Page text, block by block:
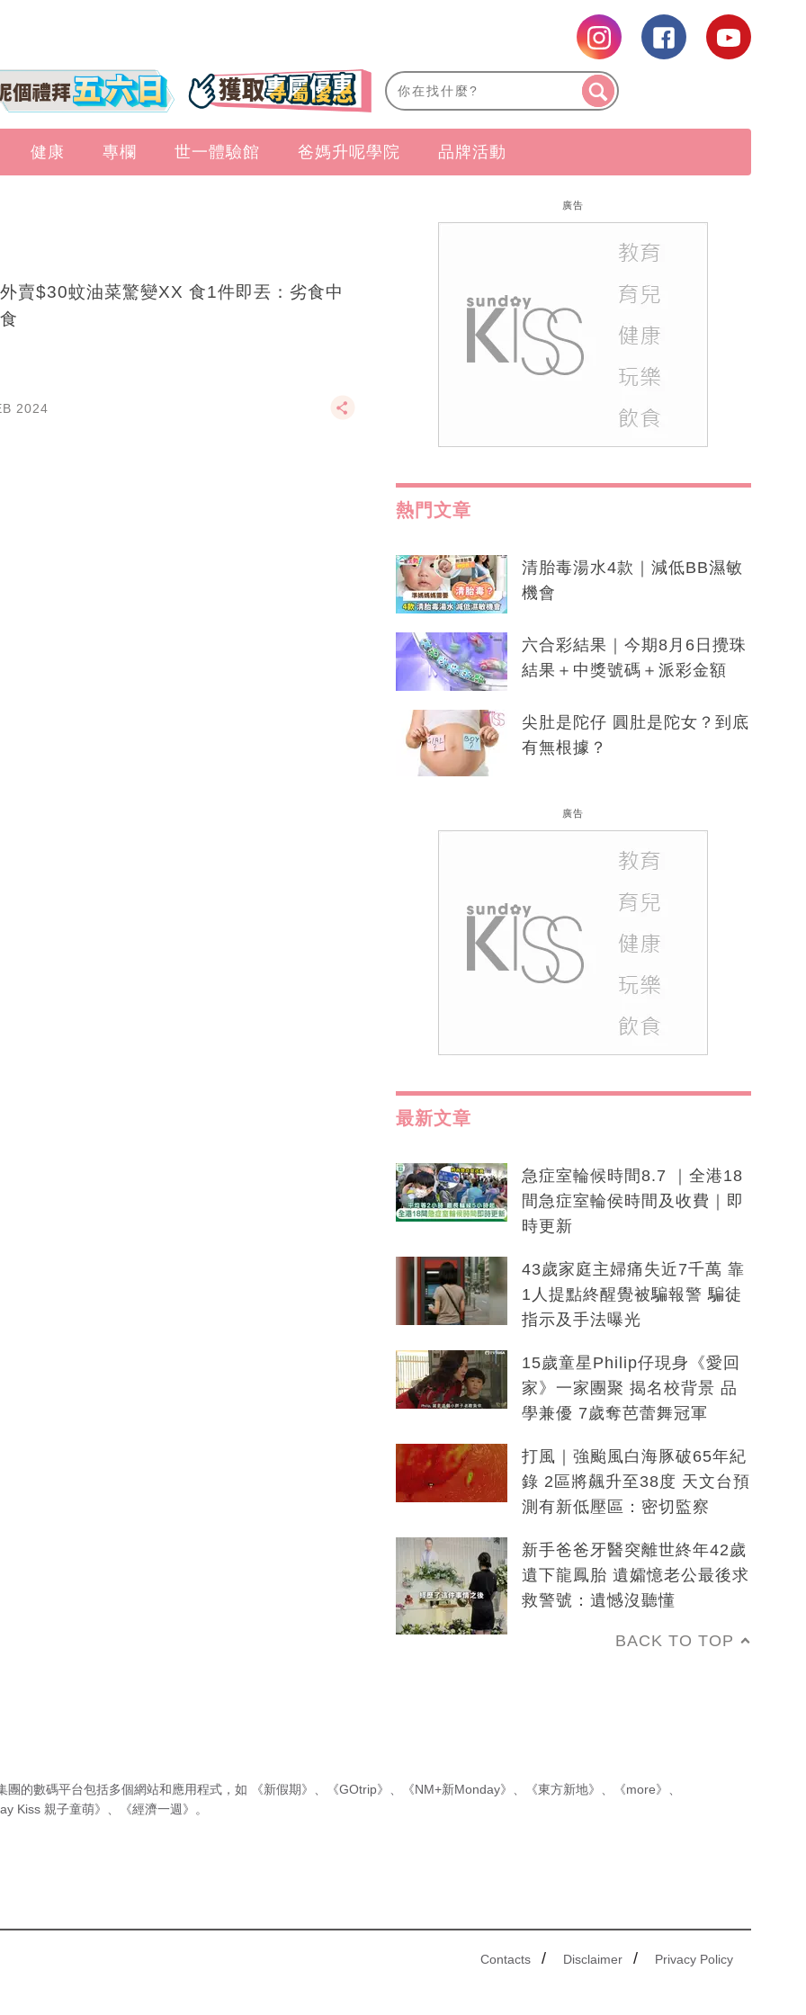
健康 專欄 世一體驗館 爸媽升呢學院 品牌活動
賣$30蚊油菜驚變XX 食1件即丟：劣食中
2024
廣告
熱門文章
清胎毒湯水4款｜減低BB濕敏
機會
六合彩結果｜今期8月6日攪珠
結果＋中獎號碼＋派彩金額
尖肚是陀仔 圓肚是陀女？到底
有無根據？
廣告
最新文章
急症室輪候時間8.7 ｜全港18
間急症室輪侯時間及收費｜即
時更新
43歲家庭主婦痛失近7千萬 靠
1人提點終醒覺被騙報警 騙徒
指示及手法曝光
15歲童星Philip仔現身《愛回
家》一家團聚 揭名校背景 品
學兼優 7歲奪芭蕾舞冠軍
打風｜強颱風白海豚破65年紀
錄 2區將飆升至38度 天文台預
測有新低壓區：密切監察
新手爸爸牙醫突離世終年42歲
遺下龍鳳胎 遺孀憶老公最後求
救警號：遺憾沒聽懂
BACK TO TOP
團的數碼平台包括多個網站和應用程式，如 《新假期》 《GOtrip》 《NM+新Monday》 《東方新地》 《more》
Kiss 親子童萌》
《經濟一週》 。
Contacts / Disclaimer / Privacy Policy